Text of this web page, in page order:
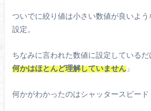
ついでに絞り値は小さい数値が良いよ
設定。
ちなみに言われた数値に設定しているだ
何かはほとんど理解していません」
何かがわかったのはシャッタースピード